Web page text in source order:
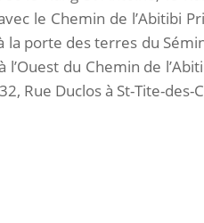
le Chemin de l’Abitibi
la porte des terres du
du Chemin de
Rue Duclos à St-Tite-des-